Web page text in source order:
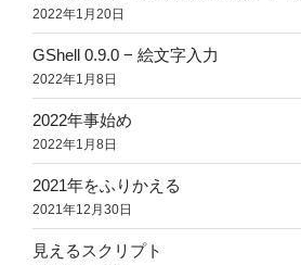
2022年1月20日
GShell 0.9.0 − 絵文字入力
2022年1月8日
2022年事始め
2022年1月8日
2021年をふりかえる
2021年12月30日
見えるスクリプト